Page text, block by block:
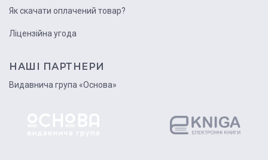
Як скачати оплачений товар?
Ліцензійна угода
НАШІ ПАРТНЕРИ
Видавнича група «Основа»